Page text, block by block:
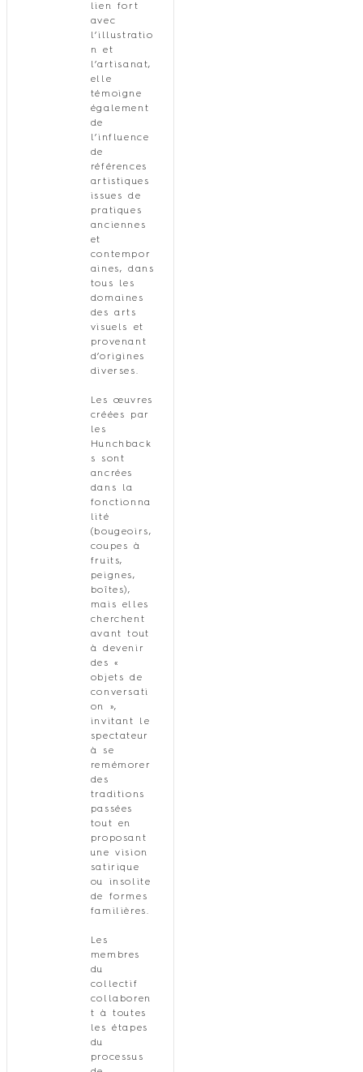
lien fort
avec
l’illustratio
n et
l’artisanat,
elle
témoigne
également
de
l’influence
de
références
artistiques
issues de
pratiques
anciennes
et
contempor
aines, dans
tous les
domaines
des arts
visuels et
provenant
d’origines
diverses.
Les œuvres
créées par
les
Hunchback
s sont
ancrées
dans la
fonctionna
lité
(bougeoirs,
coupes à
fruits,
peignes,
boîtes),
mais elles
cherchent
avant tout
à devenir
des «
objets de
conversati
on »,
invitant le
spectateur
à se
remémorer
des
traditions
passées
tout en
proposant
une vision
satirique
ou insolite
de formes
familières.
Les
membres
du
collectif
collaboren
t à toutes
les étapes
du
processus